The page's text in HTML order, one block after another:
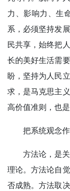
力、影响力、生
系，必须坚持发
民共享，始终把
长的美好生活需
盼，坚持为人民
求，是马克思主
高价值准则，也
把系统观念
方法论，是
理论。方法论自
否成熟。方法取